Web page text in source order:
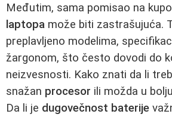
Međutim, sama pomisao na
laptopa može biti zastrašujuća.
preplavljeno modelima,
žargonom, što često dovodi do
neizvesnosti. Kako znati da li
snažan procesor ili možda u bolju
Da li je dugovečnost baterije